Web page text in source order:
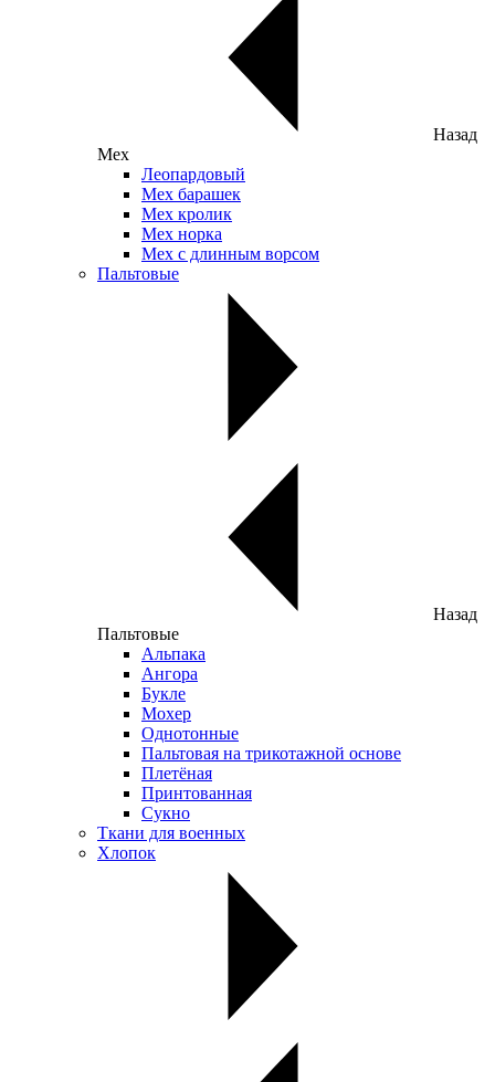
Назад
Мех
Леопардовый
Мех барашек
Мех кролик
Мех норка
Мех с длинным ворсом
Пальтовые
Назад
Пальтовые
Альпака
Ангора
Букле
Мохер
Однотонные
Пальтовая на трикотажной основе
Плетёная
Принтованная
Сукно
Ткани для военных
Хлопок